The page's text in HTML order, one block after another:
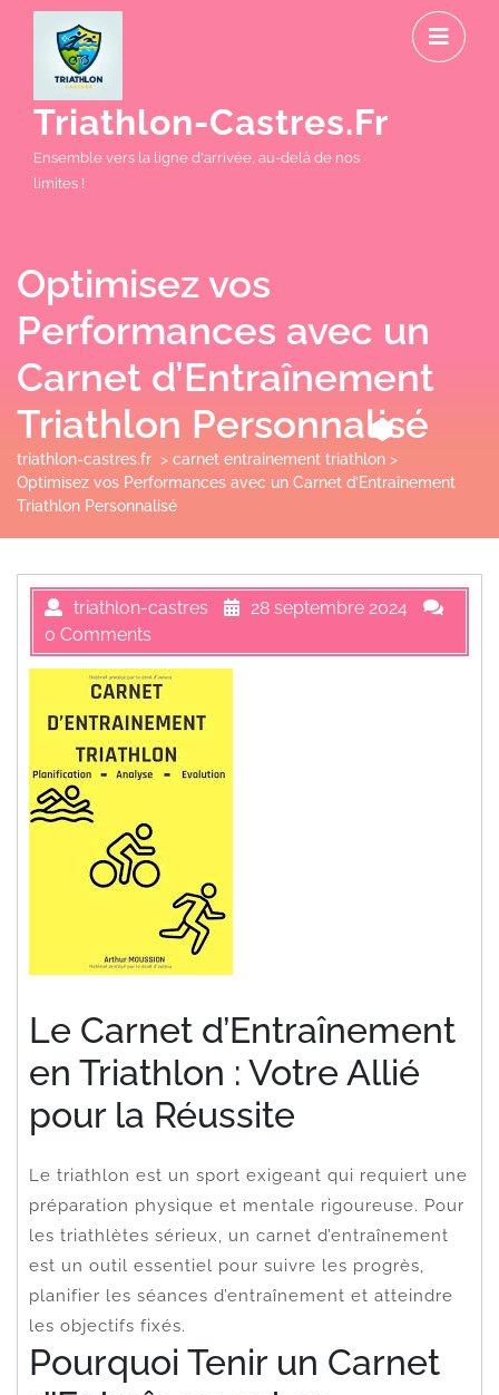
Triathlon-Castres.fr
Ensemble vers la ligne d'arrivée, au-delà de nos
limites !
Optimisez vos
Performances avec un
Carnet d’Entraînement
Triathlon Personnalisé
triathlon-castres.fr > carnet entrainement triathlon >
Optimisez vos Performances avec un Carnet d’Entraînement
Triathlon Personnalisé
triathlon-castres
28 septembre 2024
0 Comments
Le Carnet d’Entraînement
en Triathlon : Votre Allié
pour la Réussite
Le triathlon est un sport exigeant qui requiert une
préparation physique et mentale rigoureuse. Pour
les triathlètes sérieux, un carnet d’entraînement
est un outil essentiel pour suivre les progrès,
planifier les séances d’entraînement et atteindre
les objectifs fixés.
Pourquoi Tenir un Carnet